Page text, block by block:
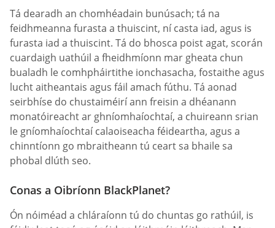
Tá dearadh an chomhéadain bunúsach; tá na
feidhmeanna furasta a thuiscint, ní casta iad, agus is
furasta iad a thuiscint. Tá do bhosca poist agat, scorán
cuardaigh uathúil a fheidhmíonn mar gheata chun
bualadh le comhpháirtithe ionchasacha, fostaithe agus
lucht aitheantais agus fáil amach fúthu. Tá aonad
seirbhíse do chustaiméirí ann freisin a dhéanann
monatóireacht ar ghníomhaíochtaí, a chuireann srian
le gníomhaíochtaí calaoiseacha féideartha, agus a
chinntíonn go mbraitheann tú ceart sa bhaile sa
phobal dlúth seo.
Conas a Oibríonn BlackPlanet?
Ón nóiméad a chláraíonn tú do chuntas go rathúil, is